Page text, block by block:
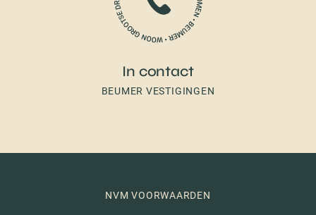
In contact
BEUMER VESTIGINGEN
NVM VOORWAARDEN